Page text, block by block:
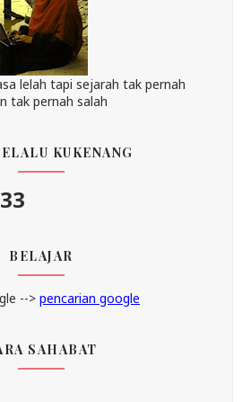
lelah tapi sejarah tak pernah
tak pernah salah
KUKENANG
BELAJAR
--> pencarian google
SAHABAT